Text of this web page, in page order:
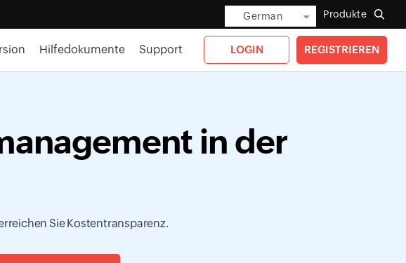
German Produkte
REGISTRIEREN
LOGIN
Hilfedokumente Support
in der
Sie Kostentransparenz.